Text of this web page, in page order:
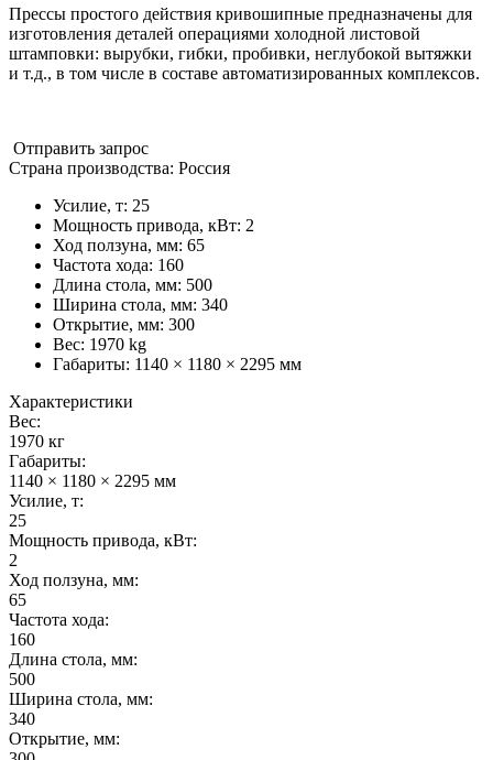
Прессы простого действия кривошипные предназначены для
изготовления деталей операциями холодной листовой
штамповки: вырубки, гибки, пробивки, неглубокой вытяжки
и т.д., в том числе в составе автоматизированных комплексов.
Отправить запрос
Страна производства: Россия
Усилие, т: 25
Мощность привода, кВт: 2
Ход ползуна, мм: 65
Частота хода: 160
Длина стола, мм: 500
Ширина стола, мм: 340
Открытие, мм: 300
Вес: 1970 kg
Габариты: 1140 × 1180 × 2295 мм
Характеристики
Вес:
1970 кг
Габариты:
1140 × 1180 × 2295 мм
Усилие, т:
25
Мощность привода, кВт:
2
Ход ползуна, мм:
65
Частота хода:
160
Длина стола, мм:
500
Ширина стола, мм:
340
Открытие, мм: